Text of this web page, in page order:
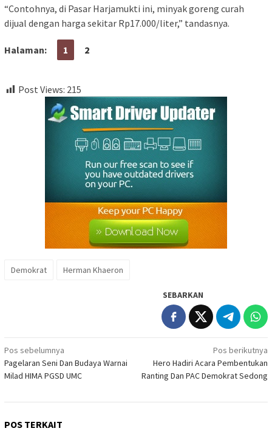
“Contohnya, di Pasar Harjamukti ini, minyak goreng curah
dijual dengan harga sekitar Rp17.000/liter,” tandasnya.
Halaman: 1 2
Post Views: 215
Demokrat Herman Khaeron
SEBARKAN
Navigasi
pos
Pos sebelumnya
Pagelaran Seni Dan Budaya Warnai
Milad HIMA PGSD UMC
Pos berikutnya
Hero Hadiri Acara Pembentukan
Ranting Dan PAC Demokrat Sedong
POS TERKAIT